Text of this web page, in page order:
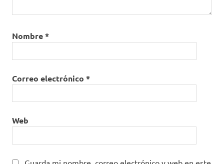
Nombre*
Correo electrónico *
Web